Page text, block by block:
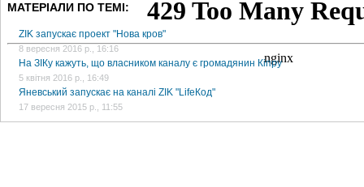
МАТЕРІАЛИ ПО ТЕМІ:
ZIK запускає проект "Нова кров"
8 вересня 2016 р., 16:16
На ЗІКу кажуть, що власником каналу є громадянин Кіпру
5 квітня 2016 р., 16:49
Яневський запускає на каналі ZIK "LifeКод"
17 вересня 2015 р., 11:55